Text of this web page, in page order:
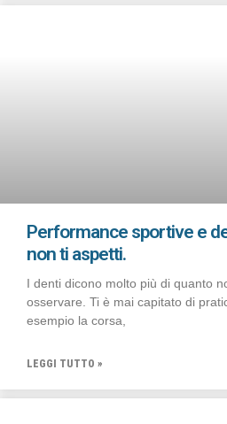
Performance sportive e
non ti aspetti.
I denti dicono molto più di quanto
osservare. Ti è mai capitato di
esempio la corsa,
LEGGI TUTTO »